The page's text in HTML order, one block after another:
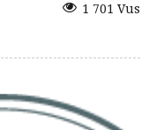
1 701 Vus